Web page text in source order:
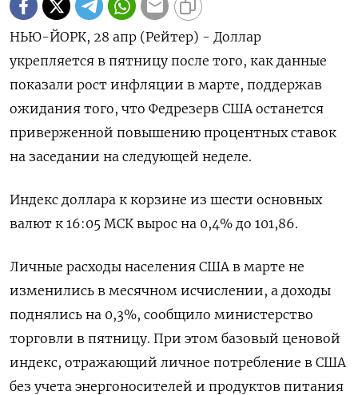
НЬЮ-ЙОРК, 28 апр (Рейтер) - Доллар
укрепляется в пятницу после того, как данные
показали рост инфляции в марте, поддержав
ожидания того, что Федрезерв США останется
приверженной повышению процентных ставок
на заседании на следующей неделе.
Индекс доллара к корзине из шести основных
валют к 16:05 МСК вырос на 0,4% до 101,86​.
Личные расходы населения США в марте не
изменились в месячном исчислении, а доходы
поднялись на 0,3%, сообщило министерство
торговли в пятницу. При этом базовый ценовой
индекс, отражающий личное потребление в США
без учета энергоносителей и продуктов питания